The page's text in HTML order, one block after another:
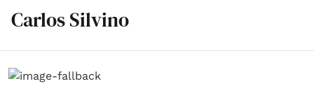
Carlos Silvino